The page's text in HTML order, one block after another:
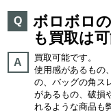
Q
ボロボロ
も買取は
A
買取可能です。
使用感があるもの
の、バッグの角ス
があるもの、破損
れるような商品も